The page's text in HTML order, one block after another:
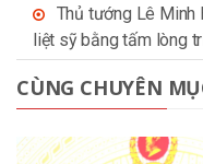
Thủ tướng Lê Minh
liệt sỹ bằng tấm lòng
CÙNG CHUYÊN